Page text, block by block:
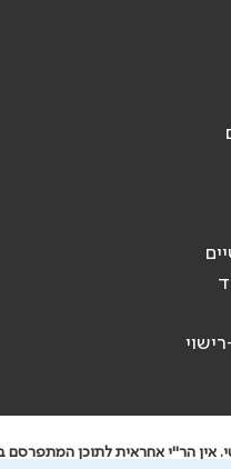
אין הר"י אחראית לתוכן המתפרסם